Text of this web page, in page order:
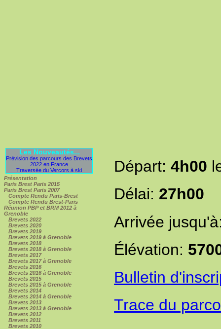
Les Nouveautés...
Prévision des parcours des Brevets
2022 en France
Traversée du Vercors à ski
Présentation
Paris Brest Paris 2015
Paris Brest Paris 2007
Compte Rendu Paris-Brest
Compte Rendu Brest-Paris
Réunion PBP et BRM 2012 à
Grenoble
Brevets 2022
Brevets 2020
Brevets 2019
Brevets 2019 à Grenoble
Brevets 2018
Brevets 2018 à Grenoble
Brevets 2017
Brevets 2017 à Grenoble
Brevets 2016
Brevets 2016 à Grenoble
Brevets 2015
Brevets 2015 à Grenoble
Brevets 2014
Brevets 2014 à Grenoble
Brevets 2013
Brevets 2013 à Grenoble
Brevets 2012
Brevets 2011
Brevets 2010
Départ:4h00
Délai: 27h00
Arrivée
Élévation:
Bulletin
Trace du